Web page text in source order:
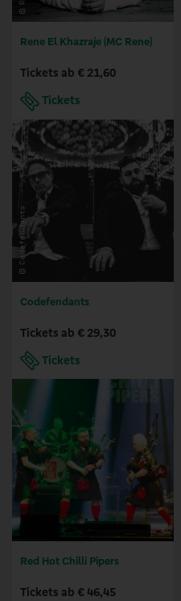
Rene El Khazraje (MC Rene)
Tickets ab € 21,60
Tickets
Codefendants
Tickets ab € 29,30
Tickets
Red Hot Chilli Pipers
Tickets ab € 46,45